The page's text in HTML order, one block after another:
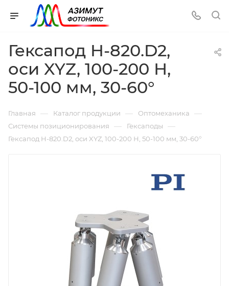
Гексапод H-820.D2,
оси XYZ, 100-200 Н,
50-100 мм, 30-60°
Главная — Каталог продукции — Оптомеханика —
Системы позиционирования — Гексаподы —
Гексапод H-820.D2, оси XYZ, 100-200 Н, 50-100 мм, 30-60°